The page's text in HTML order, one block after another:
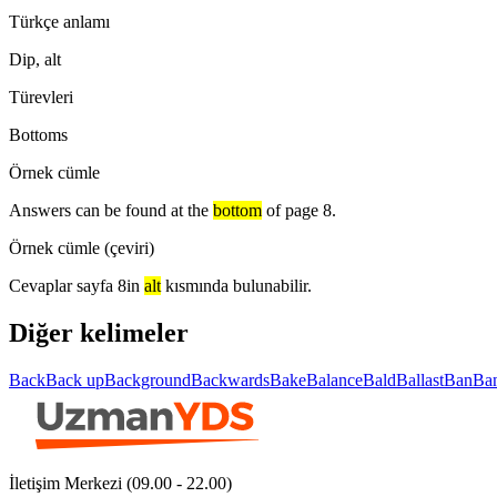
Türkçe anlamı
Dip, alt
Türevleri
Bottoms
Örnek cümle
Answers can be found at the bottom of page 8.
Örnek cümle (çeviri)
Cevaplar sayfa 8in alt kısmında bulunabilir.
Diğer kelimeler
BackBack upBackgroundBackwardsBakeBalanceBaldBallastBan
İletişim Merkezi (09.00 - 22.00)